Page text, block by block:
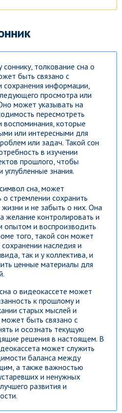
толкование сна о
быть связано с
сохранения информации,
просмотра или
может указывать на
пересмотреть
которые
или интересными для
или задач. Такой сон
в изучении
прошлого, чтобы
знания.
сна, может
о стремлении сохранить
и не забыть о них. Она
желание контролировать и
опытом и воспроизводить
того, такой сон может
наследия и
так и у коллектива, и
ценные материалы для
о видеокассете может
к прошлому и
старых мыслей и
быть связано с
и осознать текущую
решения в настоящем. В
может служить
баланса между
а также важностью
и ненужных
развития и